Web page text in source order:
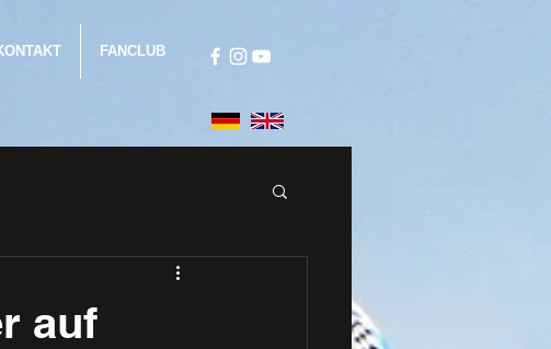
FANCLUB
auf